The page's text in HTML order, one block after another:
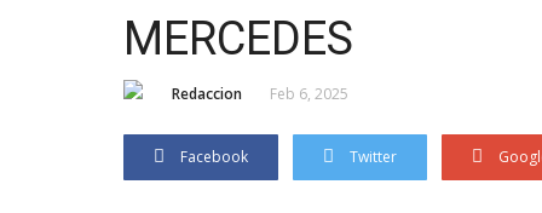
MERCEDES
Redaccion Feb 6, 2025
Facebook Twitter